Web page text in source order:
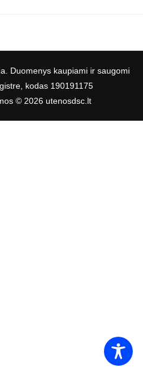
Duomenys kaupiami ir saugomi
kodas 190191175
© 2026 utenosdsc.lt